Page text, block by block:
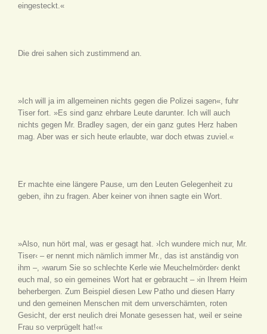
eingesteckt.«
Die drei sahen sich zustimmend an.
»Ich will ja im allgemeinen nichts gegen die Polizei sagen«, fuhr
Tiser fort. »Es sind ganz ehrbare Leute darunter. Ich will auch
nichts gegen Mr. Bradley sagen, der ein ganz gutes Herz haben
mag. Aber was er sich heute erlaubte, war doch etwas zuviel.«
Er machte eine längere Pause, um den Leuten Gelegenheit zu
geben, ihn zu fragen. Aber keiner von ihnen sagte ein Wort.
»Also, nun hört mal, was er gesagt hat. ›Ich wundere mich nur, Mr.
Tiser‹ – er nennt mich nämlich immer Mr., das ist anständig von
ihm –, ›warum Sie so schlechte Kerle wie Meuchelmörder‹ denkt
euch mal, so ein gemeines Wort hat er gebraucht – ›in Ihrem Heim
beherbergen. Zum Beispiel diesen Lew Patho und diesen Harry
und den gemeinen Menschen mit dem unverschämten, roten
Gesicht, der erst neulich drei Monate gesessen hat, weil er seine
Frau so verprügelt hat!‹«